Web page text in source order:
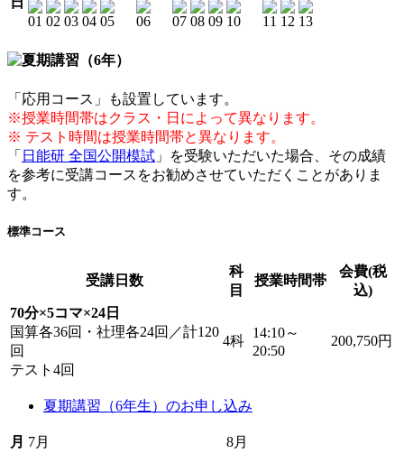
「応用コース」も設置しています。
※授業時間帯はクラス・日によって異なります。
※ テスト時間は授業時間帯と異なります。
「 日能研 全国公開模試 」を受験いただいた場合、その成績
を参考に受講コースをお勧めさせていただくことがありま
す。
標準コース
受講日数
科
目
授業時間帯
会費(税
込)
70分×5コマ×24日
国算各36回・社理各24回／計120
回
テスト4回
4科
14:10～
20:50
200,750円
夏期講習（6年生）のお申し込み
月 7月 8月